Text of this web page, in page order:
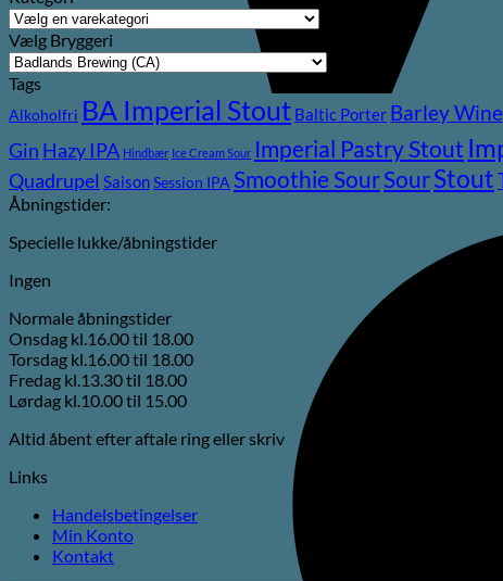
Vælg Bryggeri
Tags
Alkoholfri BA Imperial Stout Baltic Porter Barley Wine
Gin Hazy IPA Hindbær Ice Cream Sour Imperial Pastry Stout
Quadrupel SaisonSession IPA Smoothie SourSourStout
Åbningstider:
Specielle lukke/åbningstider
Ingen
Normale åbningstider
Onsdag kl.16.00 til 18.00
Torsdag kl.16.00 til 18.00
Fredag kl.13.30 til 18.00
Lørdag kl.10.00 til 15.00
Altid åbent efter aftale ring eller skriv
Links
Handelsbetingelser
Min Konto
Kontakt